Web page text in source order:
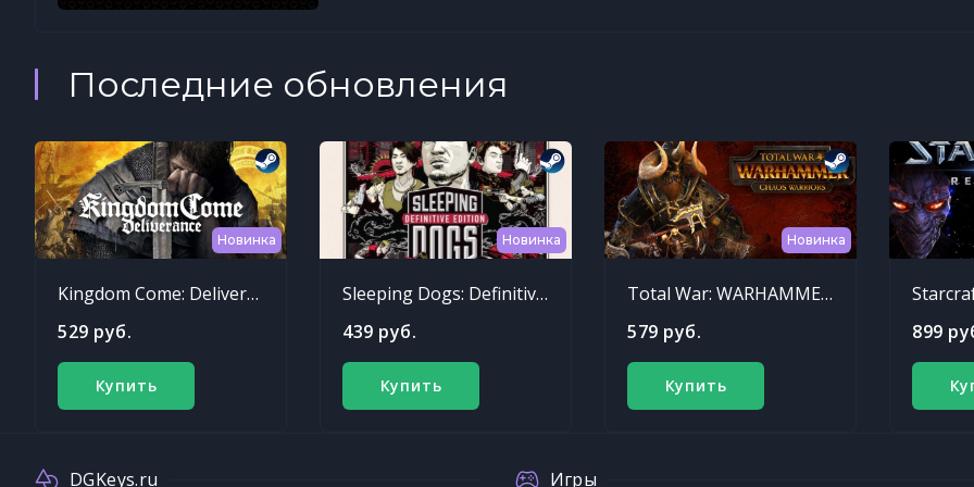
Последние обновления
Новинка
Kingdom Come: Deliverance
529 руб.
Купить
Новинка
Sleeping Dogs: Definitive Edition
439 руб.
Купить
Новинка
Total War: WARHAMMER - Chaos Warriors Race Pack
579 руб.
Купить
899
DGKeys.ru Игры